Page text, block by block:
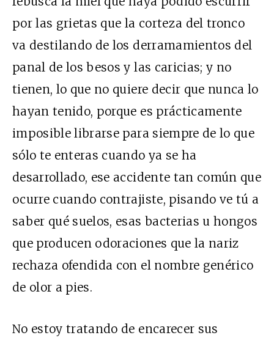
por las grietas que la corteza del tronco
va destilando de los derramamientos del
panal de los besos y las caricias; y no
tienen, lo que no quiere decir que nunca lo
hayan tenido, porque es prácticamente
imposible librarse para siempre de lo que
sólo te enteras cuando ya se ha
desarrollado, ese accidente tan común que
ocurre cuando contrajiste, pisando ve tú a
saber qué suelos, esas bacterias u hongos
que producen odoraciones que la nariz
rechaza ofendida con el nombre genérico
de olor a pies.
No estoy tratando de encarecer sus